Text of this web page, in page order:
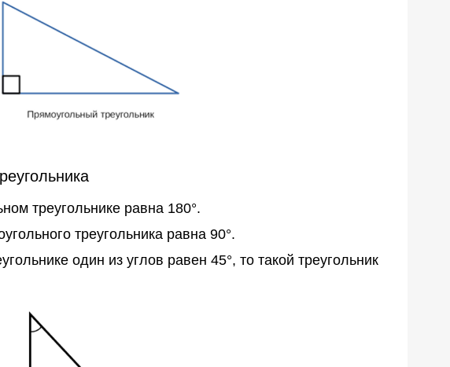
треугольнике равна 180°.
треугольника равна 90°.
один из углов равен 45°, то такой треугольник